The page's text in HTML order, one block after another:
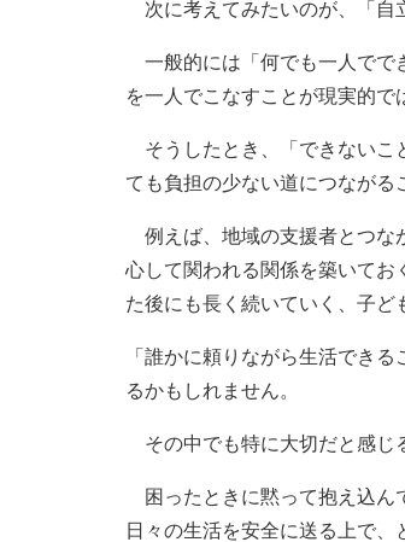
次に考えてみたいのが、「自
一般的には「何でも一人でで
を一人でこなすことが現実的で
そうしたとき、「できないこ
ても負担の少ない道につながる
例えば、地域の支援者とつな
心して関われる関係を築いてお
た後にも長く続いていく、子ど
「誰かに頼りながら生活でき
るかもしれません。
その中でも特に大切だと感じ
困ったときに黙って抱え込ん
日々の生活を安全に送る上で、